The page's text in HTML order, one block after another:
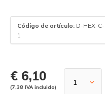
Código de artículo: D-HEX-C-
1
€ 6,10
(7,38 IVA incluido)